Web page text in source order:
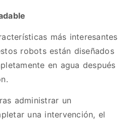
más interesantes
robots están diseñados
en agua después
administrar un
una intervención, el